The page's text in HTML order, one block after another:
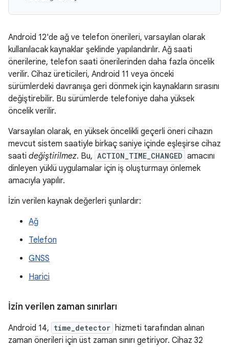
Android 12'de ağ ve telefon önerileri, varsayılan olarak
kullanılacak kaynaklar şeklinde yapılandırılır. Ağ saati
önerilerine, telefon saati önerilerinden daha fazla öncelik
verilir. Cihaz üreticileri, Android 11 veya önceki
sürümlerdeki davranışa geri dönmek için kaynakların sırasını
değiştirebilir. Bu sürümlerde telefoniye daha yüksek
öncelik verilir.
Varsayılan olarak, en yüksek öncelikli geçerli öneri cihazın
mevcut sistem saatiyle birkaç saniye içinde eşleşirse cihaz
saati değiştirilmez. Bu, ACTION_TIME_CHANGED amacını
dinleyen yüklü uygulamalar için iş oluşturmayı önlemek
amacıyla yapılır.
İzin verilen kaynak değerleri şunlardır:
Ağ
Telefon
GNSS
Harici
İzin verilen zaman sınırları
Android 14, time_detector hizmeti tarafından alınan
zaman önerileri için üst zaman sınırı getiriyor. Cihaz 32